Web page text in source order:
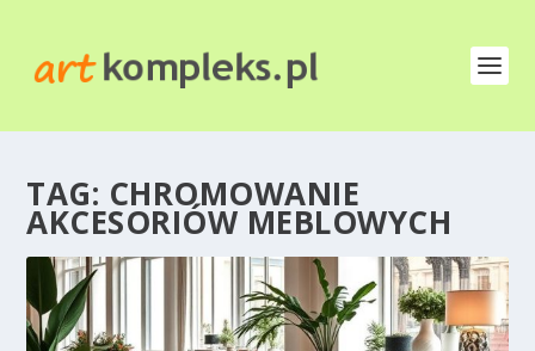
TAG: CHROMOWANIE
AKCESORIÓW MEBLOWYCH